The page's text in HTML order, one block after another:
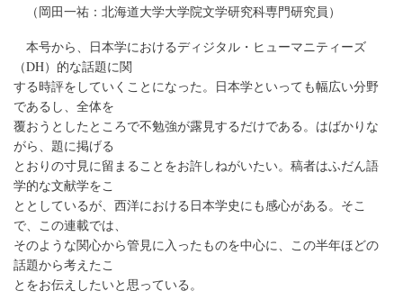
（岡田一祐：北海道大学大学院文学研究科専門研究員）
本号から、日本学におけるディジタル・ヒューマニティーズ
（DH）的な話題に関
する時評をしていくことになった。日本学といっても幅広い分野
であるし、全体を
覆おうとしたところで不勉強が露見するだけである。はばかりな
がら、題に掲げる
とおりの寸見に留まることをお許しねがいたい。稿者はふだん語
学的な文献学をこ
ととしているが、西洋における日本学史にも感心がある。そこ
で、この連載では、
そのような関心から管見に入ったものを中心に、この半年ほどの
話題から考えたこ
とをお伝えしたいと思っている。